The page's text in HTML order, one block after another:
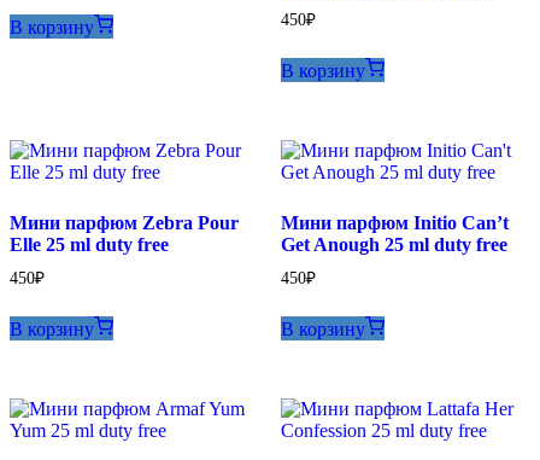
В корзину 450₽
В корзину
Мини парфюм Zebra Pour
Elle 25 ml duty free
450₽
В корзину
Мини парфюм Initio Can’t
Get Anough 25 ml duty free
450₽
В корзину